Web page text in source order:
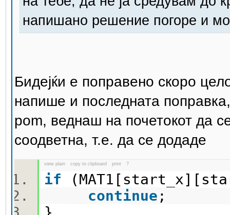
напишано решение погоре и
Бидејќи е поправено скоро
напише и последната
pom, веднаш на почетокот да
соодветна, т.е. да се додаде
view plain copy to clipboard print ?
if
continue ;